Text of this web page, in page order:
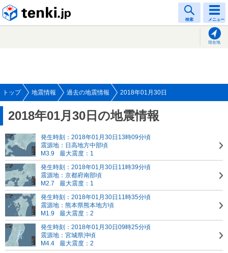
検索 メニュー
現在地
トップ 地震情報 過去の地震情報 2018年01月30日
2018年01月30日の地震情報
発生時刻：2018年01月30日13時09分頃
震源地：日高地方中部頃
M3.9
最大震度：1
発生時刻：2018年01月30日11時39分頃
震源地：京都府南部頃
M2.7
最大震度：1
発生時刻：2018年01月30日11時35分頃
震源地：熊本県熊本地方頃
M1.9
最大震度：2
発生時刻：2018年01月30日09時25分頃
震源地：宮城県沖頃
M4.4
最大震度：2